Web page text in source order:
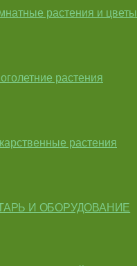
растения и цветы
растения
растения
И ОБОРУДОВАНИЕ